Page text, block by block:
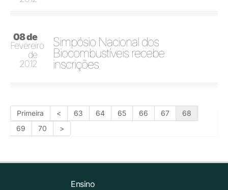
08 de
Fevereiro
de
2012
Simpósio Nacional dos
Biocombustíveis recebe
inscrições
Primeira < 63 64 65 66 67
68
69
70 >
Ensino